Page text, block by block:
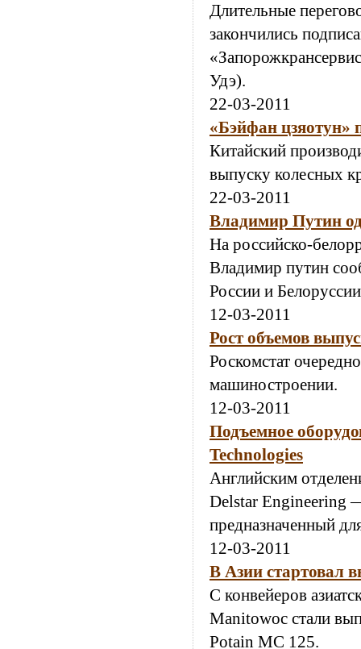
Длительные
закончились
Удэ).
22-03-2011
«Бэйфан цзяотун»
Китайский
выпуску колесных
22-03-2011
Владимир Путин
На российско-
Владимир путин
России и
12-03-2011
Рост объемов
Роскомстат
машиностроении.
12-03-2011
Подъемное
Technologies
Английским
Delstar Engineering
предназначенный
12-03-2011
В Азии стартовал
С конвейеров
Manitowoc стали
Potain MC 125.